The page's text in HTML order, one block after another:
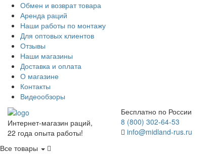
Обмен и возврат товара
Аренда раций
Наши работы по монтажу
Для оптовых клиентов
Отзывы
Наши магазины
Доставка и оплата
О магазине
Контакты
Видеообзоры
Интернет-магазин раций,
22 года опыта работы!
Бесплатно по России
8 (800) 302-64-53
info@midland-rus.ru
Все товары